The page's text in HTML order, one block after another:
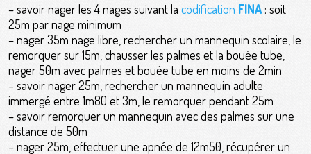
– savoir nager les 4 nages suivant la codification FINA : soit
25m par nage minimum
– nager 35m nage libre, rechercher un mannequin scolaire, le
remorquer sur 15m, chausser les palmes et la bouée tube,
nager 50m avec palmes et bouée tube en moins de 2min
– savoir nager 25m, rechercher un mannequin adulte
immergé entre 1m80 et 3m, le remorquer pendant 25m
– savoir remorquer un mannequin avec des palmes sur une
distance de 50m
– nager 25m, effectuer une apnée de 12m50, récupérer un